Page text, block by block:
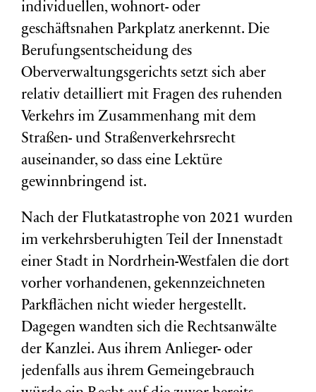
individuellen, wohnort- oder
geschäftsnahen Parkplatz anerkennt. Die
Berufungsentscheidung des
Oberverwaltungsgerichts setzt sich aber
relativ detailliert mit Fragen des ruhenden
Verkehrs im Zusammenhang mit dem
Straßen- und Straßenverkehrsrecht
auseinander, so dass eine Lektüre
gewinnbringend ist.
Nach der Flutkatastrophe von 2021 wurden
im verkehrsberuhigten Teil der Innenstadt
einer Stadt in Nordrhein-Westfalen die dort
vorher vorhandenen, gekennzeichneten
Parkflächen nicht wieder hergestellt.
Dagegen wandten sich die Rechtsanwälte
der Kanzlei. Aus ihrem Anlieger- oder
jedenfalls aus ihrem Gemeingebrauch